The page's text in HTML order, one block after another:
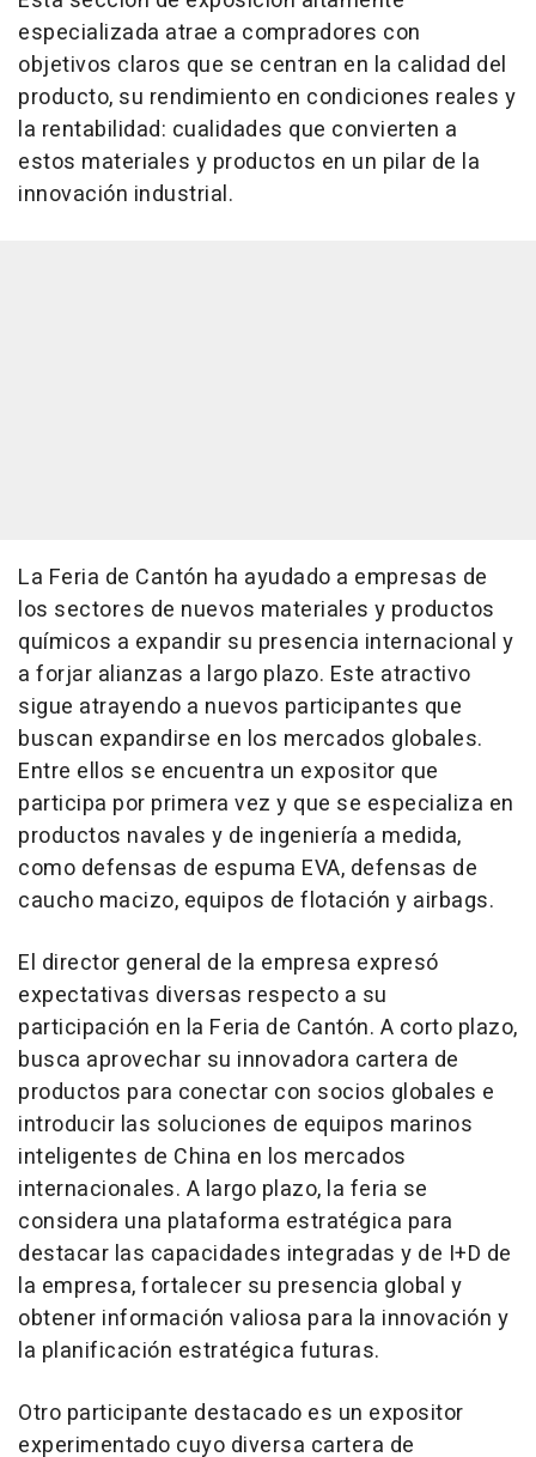
especializada atrae a compradores con
objetivos claros que se centran en la calidad del
producto, su rendimiento en condiciones reales y
la rentabilidad: cualidades que convierten a
estos materiales y productos en un pilar de la
innovación industrial.
La Feria de Cantón ha ayudado a empresas de
los sectores de nuevos materiales y productos
químicos a expandir su presencia internacional y
a forjar alianzas a largo plazo. Este atractivo
sigue atrayendo a nuevos participantes que
buscan expandirse en los mercados globales.
Entre ellos se encuentra un expositor que
participa por primera vez y que se especializa en
productos navales y de ingeniería a medida,
como defensas de espuma EVA, defensas de
caucho macizo, equipos de flotación y airbags.
El director general de la empresa expresó
expectativas diversas respecto a su
participación en la Feria de Cantón. A corto plazo,
busca aprovechar su innovadora cartera de
productos para conectar con socios globales e
introducir las soluciones de equipos marinos
inteligentes de China en los mercados
internacionales. A largo plazo, la feria se
considera una plataforma estratégica para
destacar las capacidades integradas y de I+D de
la empresa, fortalecer su presencia global y
obtener información valiosa para la innovación y
la planificación estratégica futuras.
Otro participante destacado es un expositor
experimentado cuyo diversa cartera de